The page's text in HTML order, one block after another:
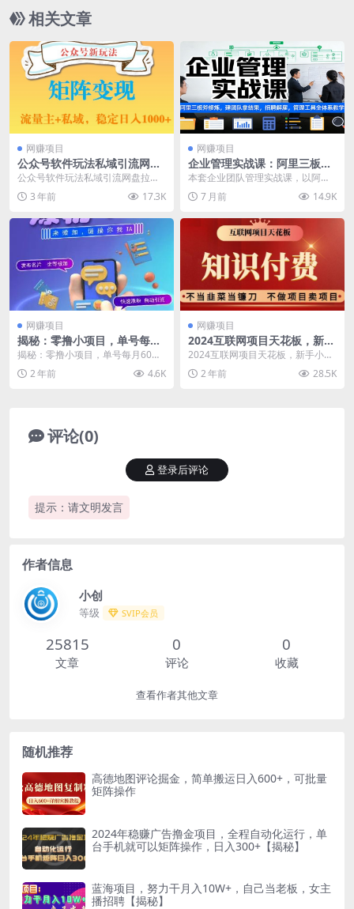
相关文章
网赚项目
公众号软件玩法私域引流网盘
拉新，多种变现，稳定日入10
00【揭秘】
公众号软件玩法私域引流网盘拉
新，多种变现，稳定日入1000【揭
秘】 大家好，现在...
3 年前 17.3K
网赚项目
企业管理实战课：阿里三板斧
修炼，建团队拿结果，招聘解
雇，管理工具全体系教学
本套企业团队管理实战课，以阿里
三板斧为核心，打造系统化的管理
能力赋能体系。课程从...
7 月前 14.9K
网赚项目
揭秘：零撸小项目，单号每月
60+收益，多号多撸！拉新一
个18元。
揭秘：零撸小项目，单号每月60
+收益，多号多撸！拉新一个18
元。 揭秘一个零撸小...
2 年前 4.6K
网赚项目
2024互联网项目天花板，新手
小白也可以通过知识付费月入
10W，实现财富自由【揭秘】
2024互联网项目天花板，新手小白
也可以通过知识付费月入10W，实
现财富自由【揭...
2 年前 28.5K
评论(0)
提示：请文明发言
登录后评论
作者信息
小创
等级 SVIP会员
25815
文章
0
评论
0
收藏
查看作者其他文章
随机推荐
高德地图评论掘金，简单搬运日入600+，可批量
矩阵操作
2024年稳赚广告撸金项目，全程自动化运行，单
台手机就可以矩阵操作，日入300+【揭秘】
蓝海项目，努力干月入10W+，自己当老板，女主
播招聘【揭秘】